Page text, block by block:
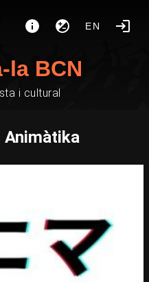
EN
la BCN
i cultural